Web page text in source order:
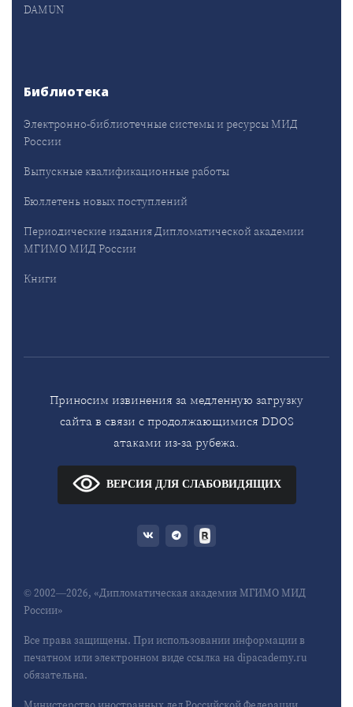
DAMUN
Библиотека
Электронно-библиотечные системы и ресурсы МИД
России
Выпускные квалификационные работы
Бюллетень новых поступлений
Периодические издания Дипломатической академии
МГИМО МИД России
Книги
Приносим извинения за медленную загрузку
сайта в связи с продолжающимися DDOS
атаками из-за рубежа.
ВЕРСИЯ ДЛЯ СЛАБОВИДЯЩИХ
© 2002—2026, «Дипломатическая академия МГИМО МИД
России»
Все права защищены. При использовании информации в
печатном или электронном виде ссылка на dipacademy.ru
обязательна.